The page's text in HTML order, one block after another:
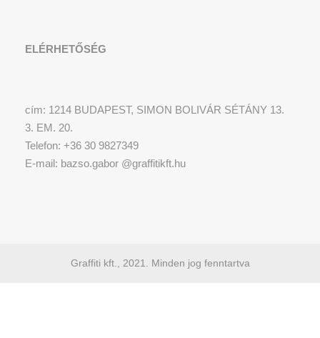
ELÉRHETŐSÉG
cím: 1214 BUDAPEST, SIMON BOLIVÁR SÉTÁNY 13.
3. EM. 20.
Telefon: +36 30 9827349
E-mail: bazso.gabor @graffitikft.hu
Graffiti kft., 2021. Minden jog fenntartva